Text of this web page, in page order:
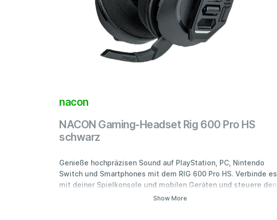
nacon
NACON Gaming-Headset Rig 600 Pro HS
schwarz
Genieße hochpräzisen Sound auf PlayStation, PC, Nintendo
Switch und Smartphones mit dem RIG 600 Pro HS. Verbinde es
mit deiner Spielkonsole und mobilen Geräten und steuere den
Ton mit drahtloser Dual-Mode-Technologie: per Funkfrequenz
Show More